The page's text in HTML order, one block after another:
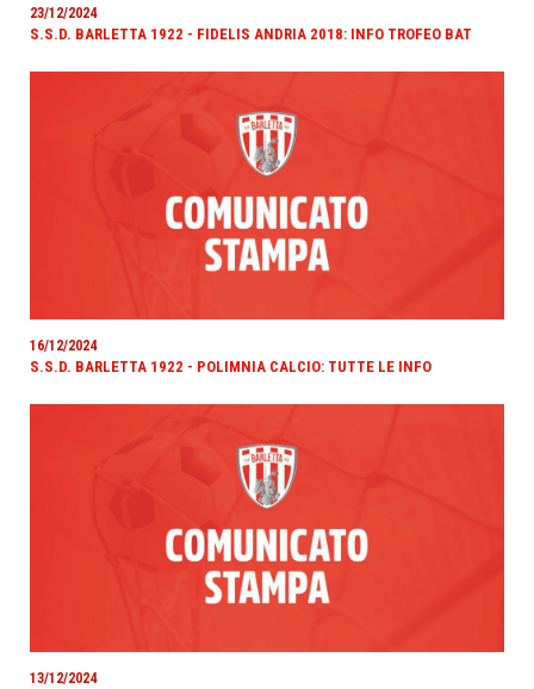
23/12/2024
S.S.D. BARLETTA 1922 - FIDELIS ANDRIA 2018: INFO TROFEO BAT
16/12/2024
S.S.D. BARLETTA 1922 - POLIMNIA CALCIO: TUTTE LE INFO
13/12/2024